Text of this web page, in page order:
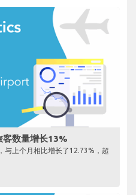
数量增长13%
与上个月相比增长了12.73%，超